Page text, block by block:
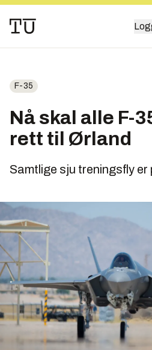
F-35
Nå skal alle F-
rett til Ørland
Samtlige sju treningsfly er